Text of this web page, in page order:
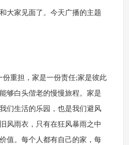
大家见面了。今天广播的主题
份重担，家是一份责任;家是彼此
够白头偕老的慢慢旅程。家是
们生活的乐园，也是我们避风
风雨衣，只有在狂风暴雨之中
值。每个人都有自己的家，每